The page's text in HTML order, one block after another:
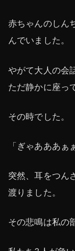
赤ちゃんのしん
んでいました。
やがて大人の会
ただ静かに座っ
その時でした。
「ぎゃあああぁ
突然、耳をつん
渡りました。
その悲鳴は私の